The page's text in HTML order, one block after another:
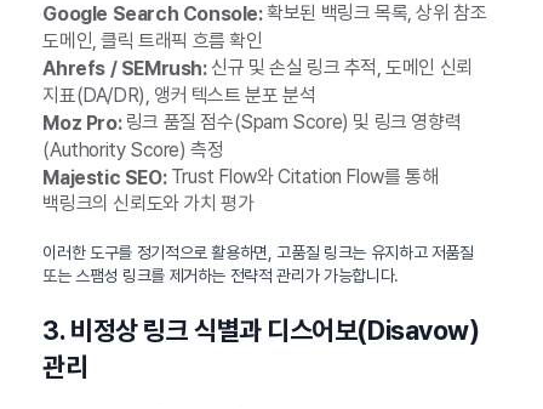
Google Search Console:확보된 백링크 목록, 상위 참조
도메인, 클릭 트래픽 흐름 확인
Ahrefs / SEMrush:신규 및 손실 링크 추적, 도메인 신뢰
지표(DA/DR), 앵커 텍스트 분포 분석
Moz Pro:링크 품질 점수(Spam Score) 및 링크 영향력
(Authority Score) 측정
Majestic SEO:Trust Flow와 Citation Flow를 통해
백링크의 신뢰도와 가치 평가
이러한 도구를 정기적으로 활용하면, 고품질 링크는 유지하고 저품질
또는 스팸성 링크를 제거하는 전략적 관리가 가능합니다.
3. 비정상 링크 식별과 디스어보(Disavow)
관리